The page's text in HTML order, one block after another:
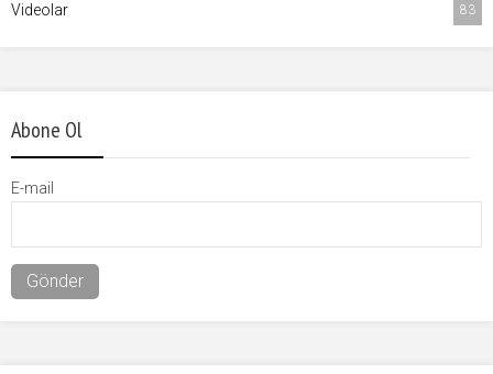
Videolar 83
Abone Ol
E-mail